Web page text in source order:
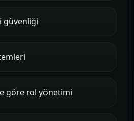
güvenliği
göre rol yönetimi